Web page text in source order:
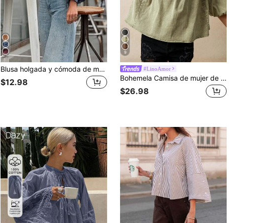
Blusa holgada y cómoda de manga abullonada con estampado total para mujer de talla grande, primavera
$12.98
9
#LinoAmor
Bohemela Camisa de mujer de manga abullonada, verde, para vacaciones relajadas
$26.98